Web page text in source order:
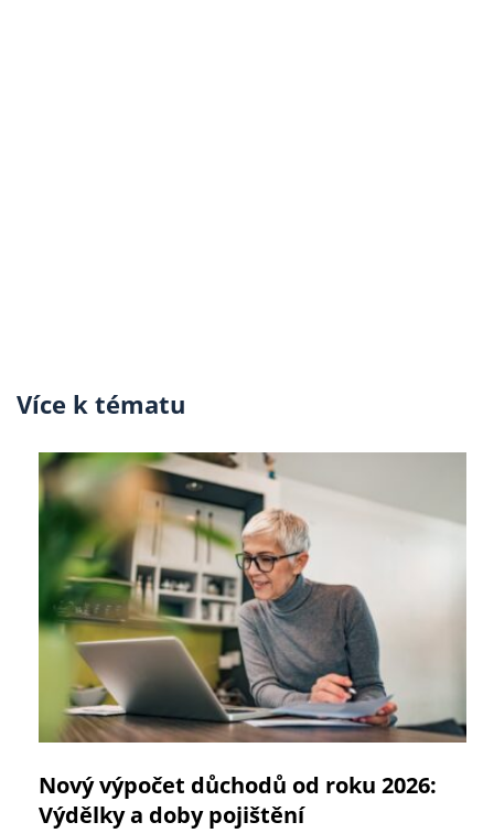
Více k tématu
Nový výpočet důchodů od roku 2026:
Výdělky a doby pojištění